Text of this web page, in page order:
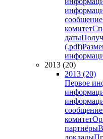
сообщение
комитет
даты
(.pdf)
2013 (20)
2013 (20)
Первое
сообщение
комитет
партнёры
доклады